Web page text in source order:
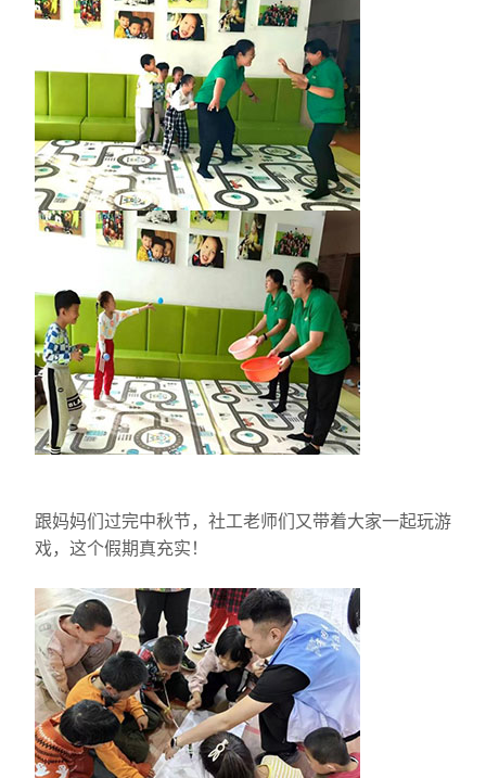
跟妈妈们过完中秋节，社工老师们又带着大家一起玩游
戏，这个假期真充实！